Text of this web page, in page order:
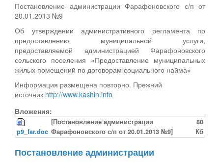
Постановление администрации Фарафоновского с/п от
20.01.2013 №9
Об утверждении административного регламента по
предоставлению муниципальной услуги,
предоставляемой администрацией Фарафоновского
сельского поселения «Предоставление муниципальных
жилых помещений по договорам социального найма»
Информация размещена повторно. Прежний
источник http://www.kashin.info
Вложения:
p9_far.doc
[Постановление администрации
Фарафоновского с/п от 20.01.2013 №9]
80
Кб
Постановление администрации